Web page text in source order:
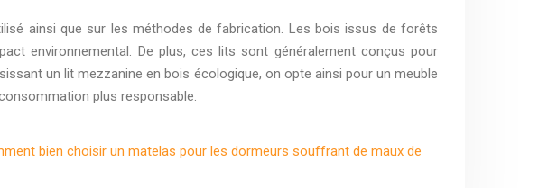
ainsi que sur les méthodes de fabrication. Les bois issus de forêts
environnemental. De plus, ces lits sont généralement conçus pour
un lit mezzanine en bois écologique, on opte ainsi pour un meuble
plus responsable.
bien choisir un matelas pour les dormeurs souffrant de maux de